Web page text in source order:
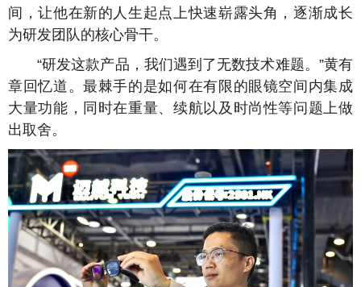
间，让他在新的人生起点上快速崭露头角，逐渐成长
为研发团队的核心骨干。
“研发这款产品，我们遇到了无数技术难题。”黄有
章回忆道。最棘手的是如何在有限的眼镜空间内集成
大量功能，同时在重量、续航以及时尚性等问题上做
出取舍。